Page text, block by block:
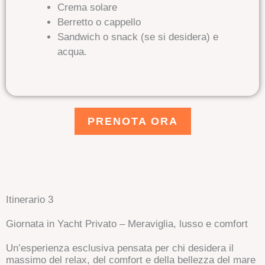
Crema solare
Berretto o cappello
Sandwich o snack (se si desidera) e
acqua.
PRENOTA ORA
Itinerario 3
Giornata in Yacht Privato – Meraviglia, lusso e comfort
Un’esperienza esclusiva pensata per chi desidera il
massimo del relax, del comfort e della bellezza del mare